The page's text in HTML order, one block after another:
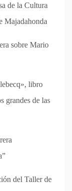
de la Cultura
Majadahonda
sobre Mario
libro
grandes de las
del Taller de